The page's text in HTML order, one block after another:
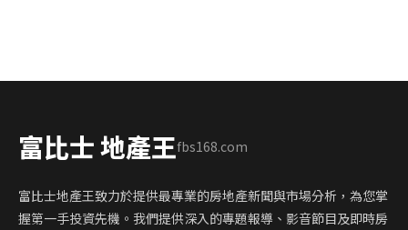
富比士 地產王fbs168.com
富比士地產王致力於提供最專業的房地產新聞與市場分析，為您掌
握第一手投資先機。我們提供深入的專題報導、影音節目及即時房